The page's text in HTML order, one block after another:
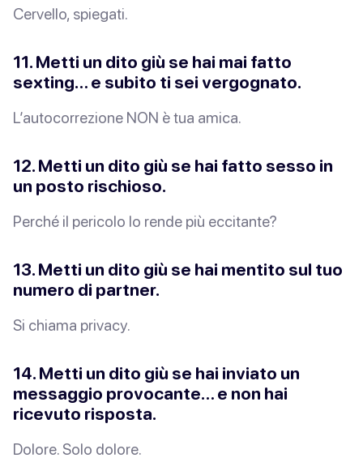
Cervello, spiegati.
11. Metti un dito giù se hai mai fatto
sexting… e subito ti sei vergognato.
L’autocorrezione NON è tua amica.
12. Metti un dito giù se hai fatto sesso in
un posto rischioso.
Perché il pericolo lo rende più eccitante?
13. Metti un dito giù se hai mentito sul tuo
numero di partner.
Si chiama privacy.
14. Metti un dito giù se hai inviato un
messaggio provocante… e non hai
ricevuto risposta.
Dolore. Solo dolore.